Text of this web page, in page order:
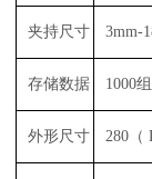
夹持尺寸 3mm-
存储数据 1000
外形尺寸 280（